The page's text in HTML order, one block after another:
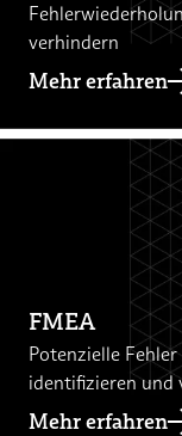
verhindern
Mehr erfahren
FMEA
Potenzielle
identifizieren und
Mehr erfahren